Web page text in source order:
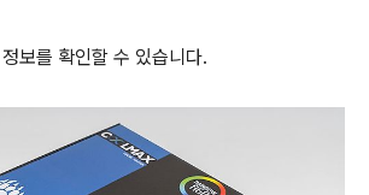
보를 확인할 수 있습니다.